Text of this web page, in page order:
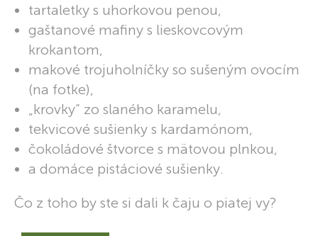
tartaletky s uhorkovou penou,
gaštanové mafiny s lieskovcovým
krokantom,
makové trojuholníčky so sušeným ovocím
(na fotke),
„krovky“ zo slaného karamelu,
tekvicové sušienky s kardamónom,
čokoládové štvorce s mätovou plnkou,
a domáce pistáciové sušienky.
Čo z toho by ste si dali k čaju o piatej vy?